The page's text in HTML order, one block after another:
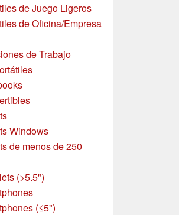
de Juego Ligeros
de Oficina/Empresa
de Trabajo
Windows
de menos de 250
(>5.5")
(≤5")